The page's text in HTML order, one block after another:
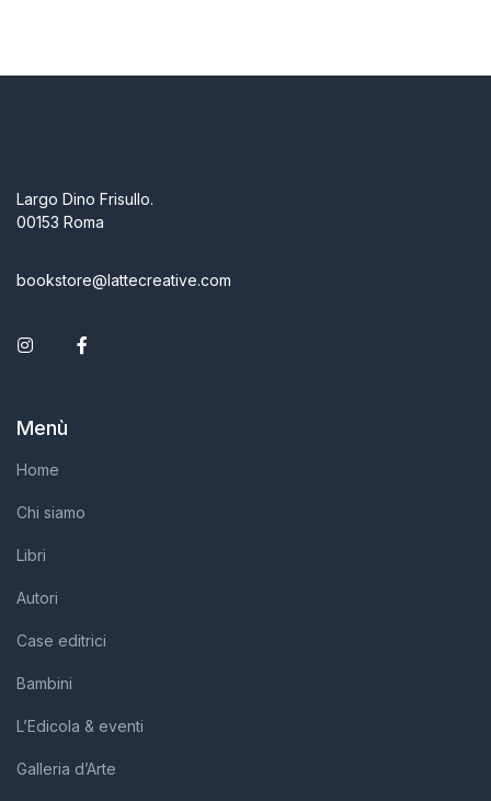
Largo Dino Frisullo.
00153 Roma
bookstore@lattecreative.com
Instagram
Menù
Home
Chi siamo
Libri
Autori
Case editrici
Bambini
L’Edicola & eventi
Galleria d’Arte